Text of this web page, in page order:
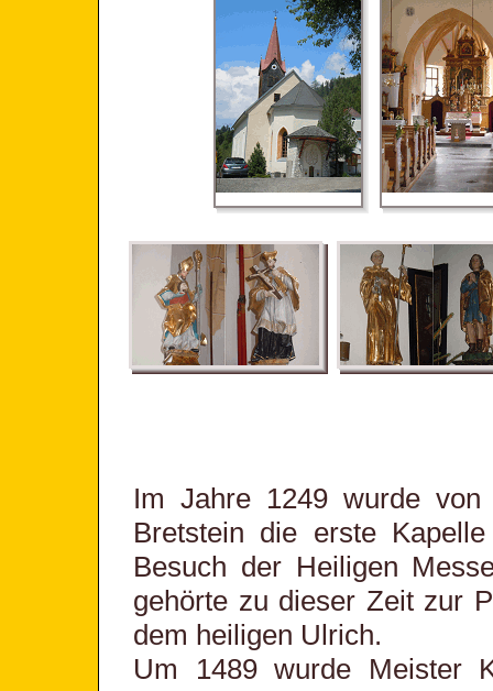
Im Jahre 1249 wurde
Bretstein die erste
Besuch der Heiligen
gehörte zu dieser Zeit zur
dem heiligen Ulrich.
Um 1489 wurde Meister